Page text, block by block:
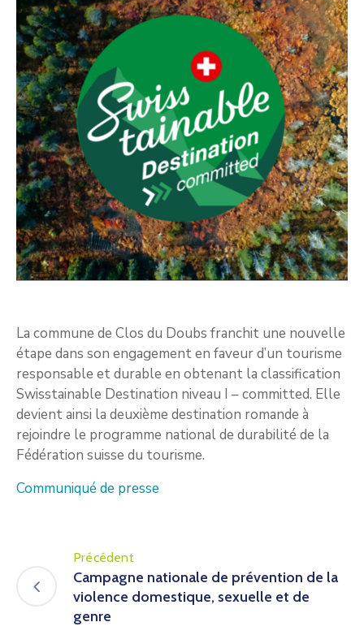
La commune de Clos du Doubs franchit une nouvelle
étape dans son engagement en faveur d’un tourisme
responsable et durable en obtenant la classification
Swisstainable Destination niveau I – committed. Elle
devient ainsi la deuxième destination romande à
rejoindre le programme national de durabilité de la
Fédération suisse du tourisme.
Communiqué de presse
Précédent
Campagne nationale de prévention de la
violence domestique, sexuelle et de
genre